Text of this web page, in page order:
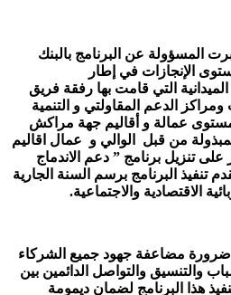
المسؤولة عن البرنامج بالبنك
الإنجازات في إطار
التي قامت بها رفقة فريق
الدعم المقاولتي و التنمية
مستوى عمالة و أقاليم جهة مراكش
من قبل الوالي و عمال اقاليم
على تنزيل برنامج ” دعم الاندماج
تنفيذ البرنامج برسم السنة الجارية
الاقتصادية والاجتماعية.
ضرورة مضاعفة جهود جميع الشركاء
والتنسيق والتواصل الدائمين بين
هذا البرنامج لضمان ديمومة